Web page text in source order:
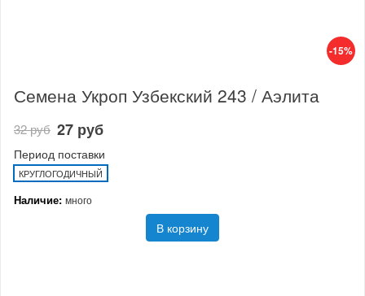
-15%
Семена Укроп Узбекский 243 / Аэлита
32 руб 27 руб
Период поставки
КРУГЛОГОДИЧНЫЙ
Наличие: много
В корзину